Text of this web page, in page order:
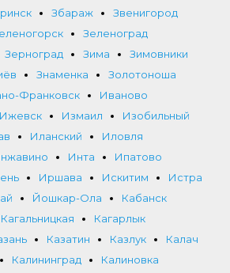
Збараж
Звенигород
Зеленоград
Зерноград Зима
Зимовники
Знаменка
Золотоноша
Франковск
Иваново
Ижевск Измаил
Изобильный
Иланский
Иловля
Инта
Ипатово
Иршава Искитим
Истра
Йошкар-Ола
Кабанск
Кагальницкая
Кагарлык
Казатин Казлук
Калач
Калининград
Калиновка